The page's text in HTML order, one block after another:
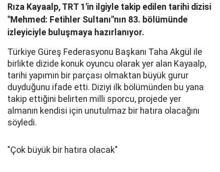
Rıza Kayaalp, TRT 1'in ilgiyle takip edilen tarihi dizisi
"Mehmed: Fetihler Sultanı"nın 83. bölümünde
izleyiciyle buluşmaya hazırlanıyor.
Türkiye Güreş Federasyonu Başkanı Taha Akgül ile
birlikte dizide konuk oyuncu olarak yer alan Kayaalp,
tarihi yapımın bir parçası olmaktan büyük gurur
duyduğunu ifade etti. Diziyi ilk bölümünden bu yana
takip ettiğini belirten milli sporcu, projede yer
almanın kendisi için unutulmaz bir hatıra olacağını
söyledi.
"Çok büyük bir hatıra olacak"